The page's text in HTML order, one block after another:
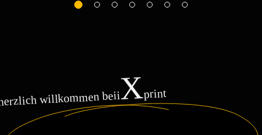
willkommen beiiXprint